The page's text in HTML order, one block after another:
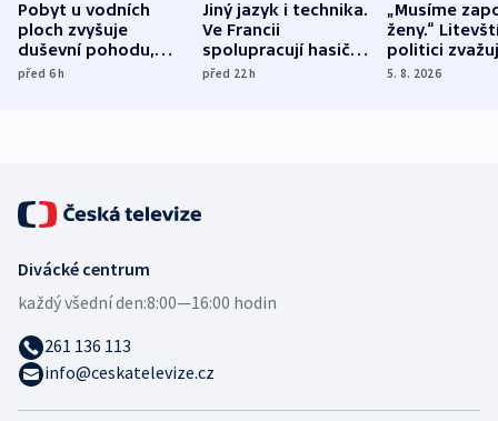
Pobyt u vodních
ploch zvyšuje
duševní pohodu,
ukázala
před 6h
Jiný jazyk i technika.
Ve Francii
spolupracují hasiči z
různých zemí
před 22h
„Musíme
ženy.“
politici
dohodu o
5. 8. 2026
Divácké centrum
každý všední den:8:00—16:00 hodin
261 136 113
info@ceskatelevize.cz